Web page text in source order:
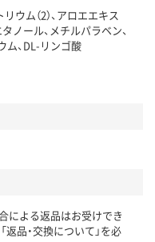
ウム（2）、アロエエキス
タノール、メチルパラベン、
ム、DL-リンゴ酸
による返品はお受けでき
返品・交換について」を必